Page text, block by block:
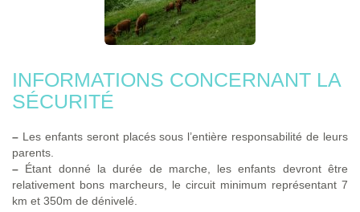
INFORMATIONS CONCERNANT LA
SÉCURITÉ
– Les enfants seront placés sous l’entière responsabilité de leurs
parents.
– Étant donné la durée de marche, les enfants devront être
relativement bons marcheurs, le circuit minimum représentant 7
km et 350m de dénivelé.